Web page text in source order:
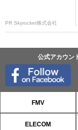
PR Skyrocket株式会社
公式アカウン
FMV
ELECOM